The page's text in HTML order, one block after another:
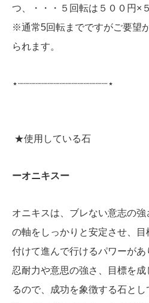
つ、・・・５回転は５００円×
※通常5回転までですがご要望
られます。
⋆┈┈┈┈┈┈┈┈┈┈┈┈┈┈┈⋆
★使用している石
ーオニキスー
オニキスは、ブレない意志の
の軸をしっかりと安定させ、
付けて進んで行けるパワーがあ
忍耐力や意思の強さ、目標を
るので、成功を象徴する石とし